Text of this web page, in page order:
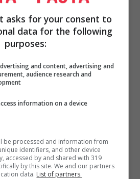
cospargete con il
tritato e servite.
alla crema di tonno e
a piacere.
asks for your consent to
data for the following
purposes:
and content, advertising and
audience research and
information on a device
be processed and information from
identifiers, and other device
accessed by and shared with 319
by this site. We and our partners
data. List of partners.